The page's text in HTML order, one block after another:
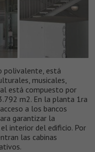
polivalente, está
musicales,
está compuesto por
m2. En la planta 1ra
a los bancos
garantizar la
interior del edificio. Por
las cabinas